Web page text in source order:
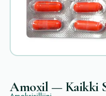
Amoxil — Kaikki